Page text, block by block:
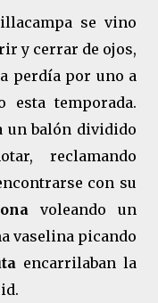
se vino
y cerrar de ojos,
perdía por uno a
temporada.
un balón dividido
reclamando
con su
voleando un
vaselina picando
encarrilaban la